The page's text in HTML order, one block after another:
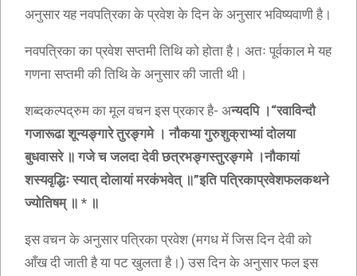
अनुसार यह नवपत्रिका के प्रवेश के दिन के अनुसार भविष्यवाणी है।
नवपत्रिका का प्रवेश सप्तमी तिथि को होता है। अतः पूर्वकाल मे यह
गणना सप्तमी की तिथि के अनुसार की जाती थी।
शब्दकल्पद्रुम का मूल वचन इस प्रकार है- अन्यदपि ।“रवाविन्दौ
गजारूढा शून्यङ्गारे तुरङ्गमे । नौकया गुरुशुक्राभ्यां दोलया
बुधवासरे ॥ गजे च जलदा देवी छत्रभङ्गस्तुरङ्गमे ।नौकायां
शस्यवृद्धिः स्यात् दोलायां मरकंभवेत् ॥”इति पत्रिकाप्रवेशफलकथने
ज्योतिषम् ॥ * ॥
इस वचन के अनुसार पत्रिका प्रवेश (मगध में जिस दिन देवी को
आँख दी जाती है या पट खुलता है।) उस दिन के अनुसार फल इस